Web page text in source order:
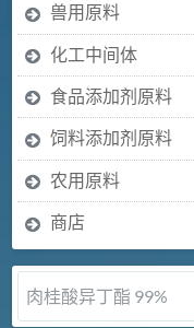
兽用原料
化工中间体
食品添加剂原料
饲料添加剂原料
农用原料
商店
肉桂酸异丁酯 99%